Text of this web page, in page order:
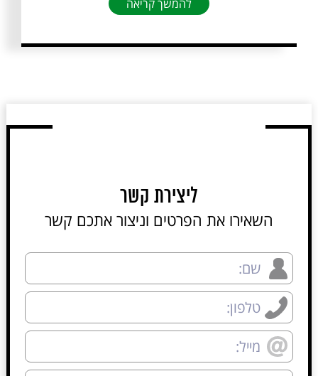
להמשך קריאה
ליצירת קשר
השאירו את הפרטים וניצור אתכם קשר